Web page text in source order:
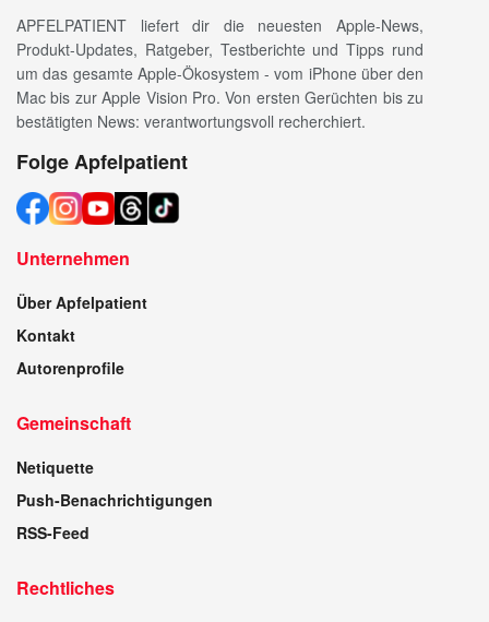
APFELPATIENT liefert dir die neuesten Apple-News,
Produkt-Updates, Ratgeber, Testberichte und Tipps rund
um das gesamte Apple-Ökosystem - vom iPhone über den
Mac bis zur Apple Vision Pro. Von ersten Gerüchten bis zu
bestätigten News: verantwortungsvoll recherchiert.
Folge Apfelpatient
Unternehmen
Über Apfelpatient
Kontakt
Autorenprofile
Gemeinschaft
Netiquette
Push-Benachrichtigungen
RSS-Feed
Rechtliches